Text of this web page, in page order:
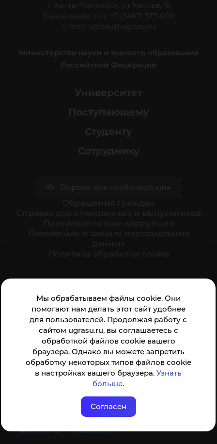
Мы обрабатываем файлы cookie. Они
помогают нам делать этот сайт удобнее
для пользователей. Продолжая работу с
сайтом ugrasu.ru, вы соглашаетесь с
обработкой файлов cookie вашего
браузера. Однако вы можете запретить
обработку некоторых типов файлов cookie
в настройках вашего браузера.Узнать
больше.
Согласен
г. Ханты-Мансийск, ул. Чехова, 16
Канцелярия: тел.: +7 (3467) 377-000
e-mail:
ugrasu@ugrasu.ru
Министерство науки и высшего образования
Российской Федерации
Университет
Поступающему
Студенту
Сотруднику
организации:
Анкета доступна по QR-коду, а так же по прямой
ссылке
© ФГБОУ ВО ЮГУ 2001–2026